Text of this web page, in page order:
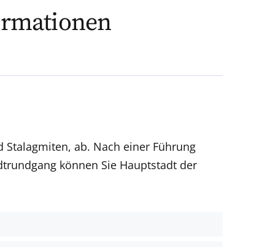
ab. Nach einer Führung
können Sie Hauptstadt der